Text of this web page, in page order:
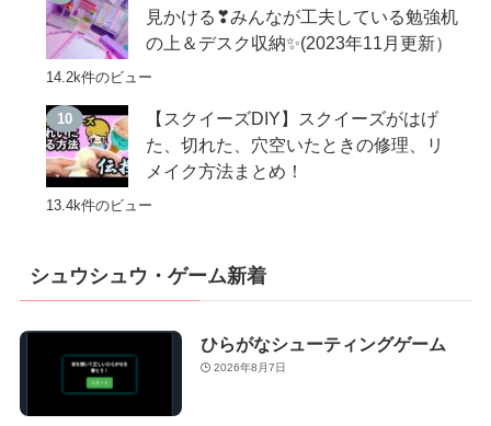
見かける❣みんなが工夫している勉強机
の上＆デスク収納✨(2023年11月更新）
14.2k件のビュー
【スクイーズDIY】スクイーズがはげ
た、切れた、穴空いたときの修理、リ
メイク方法まとめ！
13.4k件のビュー
シュウシュウ・ゲーム新着
ひらがなシューティングゲーム
2026年8月7日